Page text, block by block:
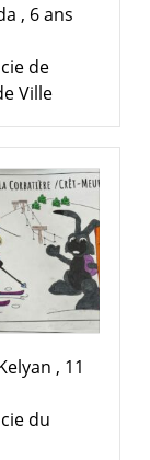
, 6 ans
de
Ville
, 11
du